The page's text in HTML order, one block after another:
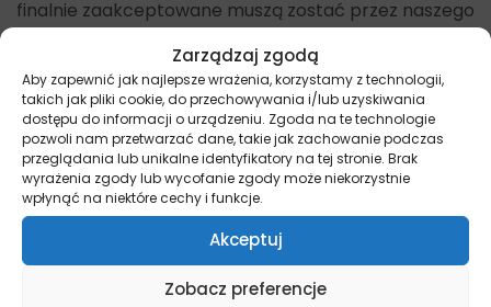
Zarządzaj zgodą
Aby zapewnić jak najlepsze wrażenia, korzystamy z technologii,
takich jak pliki cookie, do przechowywania i/lub uzyskiwania
dostępu do informacji o urządzeniu. Zgoda na te technologie
pozwoli nam przetwarzać dane, takie jak zachowanie podczas
przeglądania lub unikalne identyfikatory na tej stronie. Brak
wyrażenia zgody lub wycofanie zgody może niekorzystnie
wpłynąć na niektóre cechy i funkcje.
Akceptuj
Zobacz preferencje
finalnie zaakceptowane muszą zostać przez naszego
Jak stosować żwirek?
Pamiętajmy aby w kuwecie było przynajmniej 50mm
żwirku, tak aby nasz kociak mógł wygodnie kopać i
grzebać, zarówno przed jak i po toalecie. Zbrylony
mocz oraz bryłki z odchodami sprzątamy codziennie.
Kot nie będzie chciał załatwiać się do brudnej i
nieświeżej kuwety, co w finale może przełożyć się na
to iż znajdzie sobie inną toaletę w domu. Żwirek